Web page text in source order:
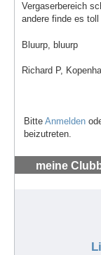
Vergaserbereich
andere finde es toll
Bluurp, bluurp
Richard P,
Bitte Anmelden
beizutreten.
meine